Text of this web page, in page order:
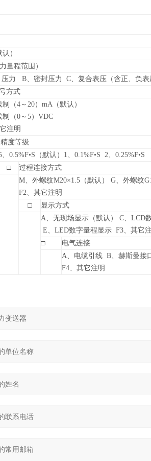
）
量程范围）
力 B、密封压力 C、复合表压（含正、负表
方式
制（4～20）mA（默认）
制（0～5）VDC
注明
精度等级
、0.5%F•S（默认） 1、0.1%F•S 2、0.25%F•S
□
过程连接方式
M、外螺纹M20×1.5（默认） G、外螺纹
F2、其它注明
□
显示方式
A、无现场显示（默认） C、LCD
E、LED数字量程显示 F3、其它
□
电气连接
A、电缆引线 B、赫斯曼接
F4、其它注明